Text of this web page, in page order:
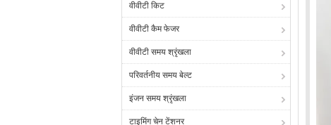
वीवीटी किट
वीवीटी कैम फेजर
वीवीटी समय श्रृंखला
परिवर्तनीय समय बेल्ट
इंजन समय श्रृंखला
टाइमिंग चेन टेंशनर